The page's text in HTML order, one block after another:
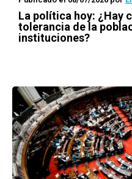
La política hoy: ¿Hay
tolerancia de la
instituciones?